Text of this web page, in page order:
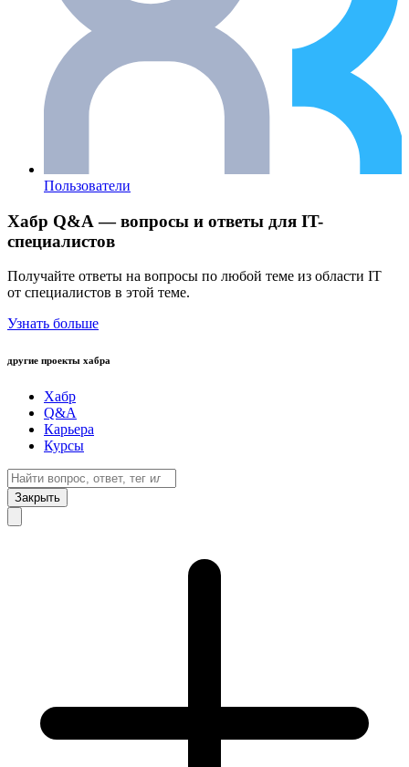
Пользователи
Хабр Q&A — вопросы и ответы для IT-
специалистов
Получайте ответы на вопросы по любой теме из области IT
от специалистов в этой теме.
Узнать больше
другие проекты хабра
Хабр
Q&A
Карьера
Курсы
Закрыть